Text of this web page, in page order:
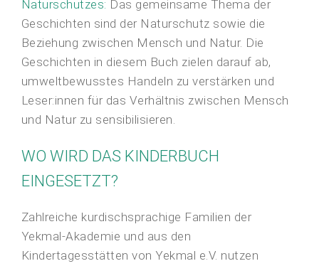
Naturschutzes: Das gemeinsame Thema der
Geschichten sind der Naturschutz sowie die
Beziehung zwischen Mensch und Natur. Die
Geschichten in diesem Buch zielen darauf ab,
umweltbewusstes Handeln zu verstärken und
Leser:innen für das Verhältnis zwischen Mensch
und Natur zu sensibilisieren.
WO WIRD DAS KINDERBUCH
EINGESETZT?
Zahlreiche kurdischsprachige Familien der
Yekmal-Akademie und aus den
Kindertagesstätten von Yekmal e.V. nutzen